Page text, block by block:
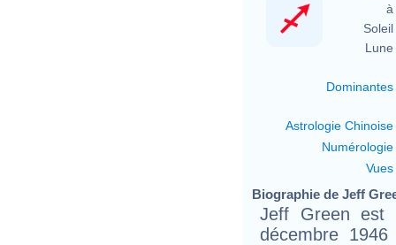
à
Soleil
Lune
Dominantes
Astrologie Chinoise
Numérologie
Vues
Biographie de Jeff
Jeff Green est
décembre